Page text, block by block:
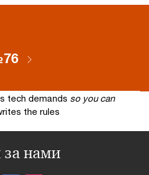
tech demands so you can
the rules
за нами